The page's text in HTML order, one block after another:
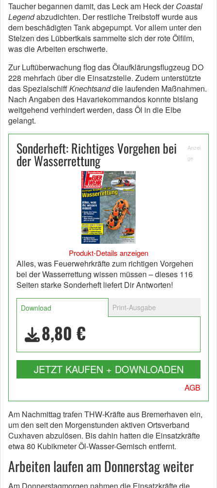
Taucher begannen damit, das Leck am Heck derCoastal
Legendabzudichten. Der restliche Treibstoff wurde aus
dem beschädigten Tank abgepumpt. Vor allem unter den
Stelzen des Lübbertkais sammelte sich der rote Ölfilm,
was die Arbeiten erschwerte.
Zur Luftüberwachung flog das Ölaufklärungsflugzeug DO
228 mehrfach über die Einsatzstelle. Zudem unterstützte
das SpezialschiffKnechtsanddie laufenden Maßnahmen.
Nach Angaben des Havariekommandos konnte bislang
weitgehend verhindert werden, dass Öl in die Elbe
gelangt.
Sonderheft: Richtiges Vorgehen bei
der Wasserrettung
Anzei
ge
Produkt-Details anzeigen
Alles, was Feuerwehrkräfte zum richtigen Vorgehen
bei der Wasserrettung wissen müssen – dieses 116
Seiten starke Sonderheft liefert Dir Antworten!
Download Print-Ausgabe
8,80 €
JETZT KAUFEN + DOWNLOADEN
AGB
Am Nachmittag trafen THW-Kräfte aus Bremerhaven ein,
um den seit den Morgenstunden aktiven Ortsverband
Cuxhaven abzulösen. Bis dahin hatten die Einsatzkräfte
etwa 80 Kubikmeter Öl-Wasser-Gemisch entfernt.
Arbeiten laufen am Donnerstag weiter